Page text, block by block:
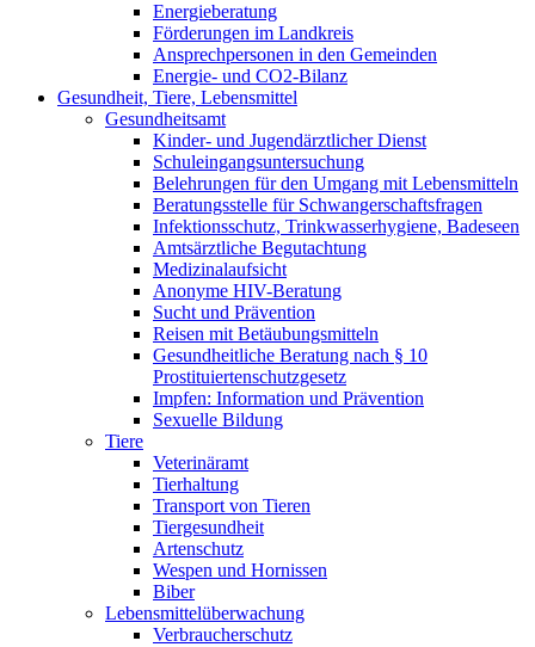
Energieberatung
Förderungen im Landkreis
Ansprechpersonen in den Gemeinden
Energie- und CO2-Bilanz
Gesundheit, Tiere, Lebensmittel
Gesundheitsamt
Kinder- und Jugendärztlicher Dienst
Schuleingangsuntersuchung
Belehrungen für den Umgang mit Lebensmitteln
Beratungsstelle für Schwangerschaftsfragen
Infektionsschutz, Trinkwasserhygiene, Badeseen
Amtsärztliche Begutachtung
Medizinalaufsicht
Anonyme HIV-Beratung
Sucht und Prävention
Reisen mit Betäubungsmitteln
Gesundheitliche Beratung nach § 10
Prostituiertenschutzgesetz
Impfen: Information und Prävention
Sexuelle Bildung
Tiere
Veterinäramt
Tierhaltung
Transport von Tieren
Tiergesundheit
Artenschutz
Wespen und Hornissen
Biber
Lebensmittelüberwachung
Verbraucherschutz